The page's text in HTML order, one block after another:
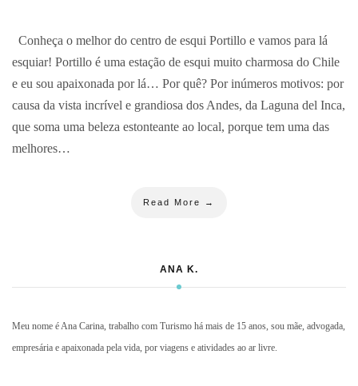
Conheça o melhor do centro de esqui Portillo e vamos para lá
esquiar! Portillo é uma estação de esqui muito charmosa do Chile
e eu sou apaixonada por lá… Por quê? Por inúmeros motivos: por
causa da vista incrível e grandiosa dos Andes, da Laguna del Inca,
que soma uma beleza estonteante ao local, porque tem uma das
melhores…
Read More →
ANA K.
Meu nome é Ana Carina, trabalho com Turismo há mais de 15 anos, sou mãe, advogada,
empresária e apaixonada pela vida, por viagens e atividades ao ar livre.